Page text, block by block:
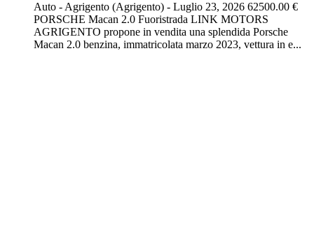
Auto - Agrigento (Agrigento) - Luglio 23, 2026 62500.00 €
PORSCHE Macan 2.0 Fuoristrada LINK MOTORS
AGRIGENTO propone in vendita una splendida Porsche
Macan 2.0 benzina, immatricolata marzo 2023, vettura in e...